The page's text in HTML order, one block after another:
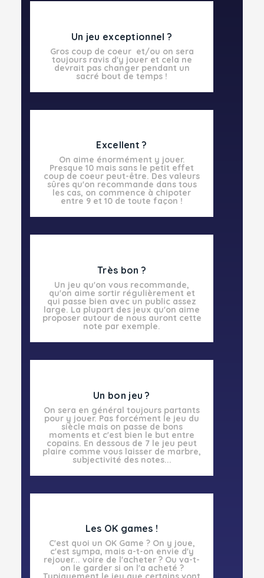
Un jeu exceptionnel ?
Gros coup de coeur et/ou on sera
toujours ravis d'y jouer et cela ne
devrait pas changer pendant un
sacré bout de temps !
Excellent ?
On aime énormément y jouer.
Presque 10 mais sans le petit effet
coup de coeur peut-être. Des valeurs
sûres qu'on recommande dans tous
les cas, on commence à chipoter
entre 9 et 10 de toute façon !
Très bon ?
Un jeu qu'on vous recommande,
qu'on aime sortir régulièrement et
qui passe bien avec un public assez
large. La plupart des jeux qu'on aime
proposer autour de nous auront cette
note par exemple.
Un bon jeu ?
On sera en général toujours partants
pour y jouer. Pas forcément le jeu du
siècle mais on passe de bons
moments et c'est bien le but entre
copains. En dessous de 7 le jeu peut
plaire comme vous laisser de marbre,
subjectivité des notes...
Les OK games !
C'est quoi un OK Game ? On y joue,
c'est sympa, mais a-t-on envie d'y
rejouer... voire de l'acheter ? Ou va-t-
on le garder si on l'a acheté ?